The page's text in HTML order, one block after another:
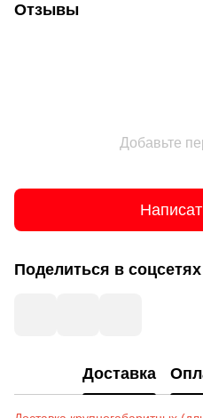
Отзывы
Добавьте
Поделиться в соцсетях
Доставка